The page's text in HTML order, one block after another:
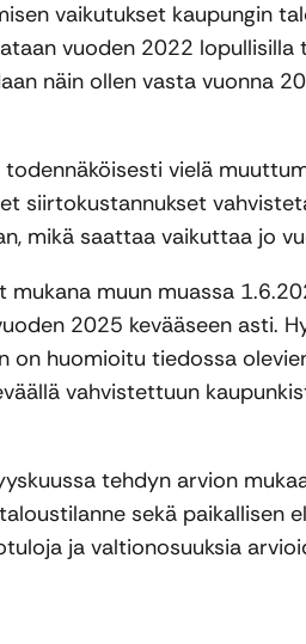
vaikutukset kaupungin
vuoden 2022
näin ollen vasta vuonna
vielä
siirtokustannukset
mikä saattaa vaikuttaa jo
muun muassa
2025 kevääseen asti.
on huomioitu tiedossa
vahvistettuun
tehdyn arvion
sekä paikallisen
ja valtionosuuksia